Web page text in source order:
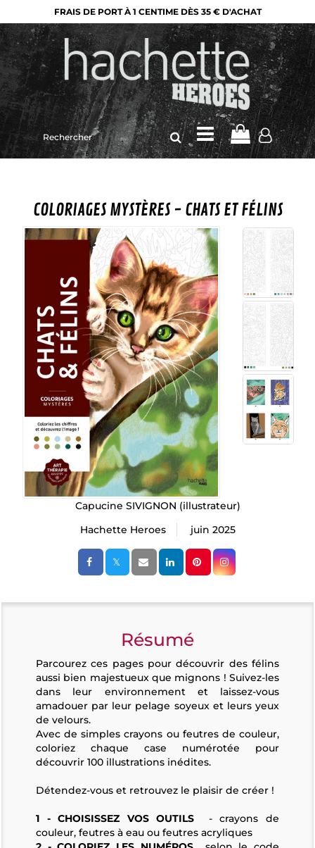
FRAIS DE PORT À 1 CENTIME DÈS 35 € D'ACHAT
Rechercher
sur
le
COLORIAGES MYSTÈRES - CHATS ET FÉLINS
Capucine SIVIGNON (illustrateur)
Hachette Heroes
juin 2025
Résumé
Parcourez ces pages pour découvrir des félins
aussi bien majestueux que mignons ! Suivez-les
dans leur environnement et laissez-vous
amadouer par leur pelage soyeux et leurs yeux
de velours.
Avec de simples crayons ou feutres de couleur,
coloriez chaque case numérotée pour
découvrir 100 illustrations inédites.
Détendez-vous et retrouvez le plaisir de créer !
1 - CHOISISSEZ VOS OUTILS - crayons de
couleur, feutres à eau ou feutres acryliques